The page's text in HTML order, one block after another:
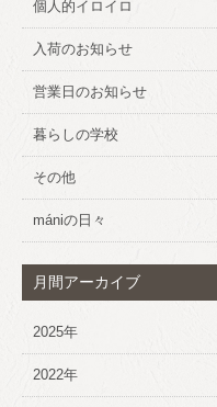
個人的イロイロ
入荷のお知らせ
営業日のお知らせ
暮らしの学校
その他
mániの日々
月間アーカイブ
2025年
2022年